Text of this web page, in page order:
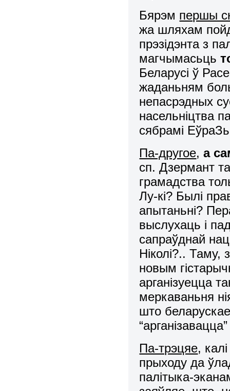
Бярэм першы
жа шляхам
прэзідэнта з
магчымасьць
Беларусі ў
жаданьням
непасрэдных
насельніцтва
сябрамі
Па-другое,а
сп. Дзермант
грамадства
Лу-кі? Былі
апытаньні?
выслухаць і
сапраўднай
Ніколі?.. Таму,
новым
арганізуецца
меркаваньня
што
Па-трэцяе,
прыходу да
палітыка-